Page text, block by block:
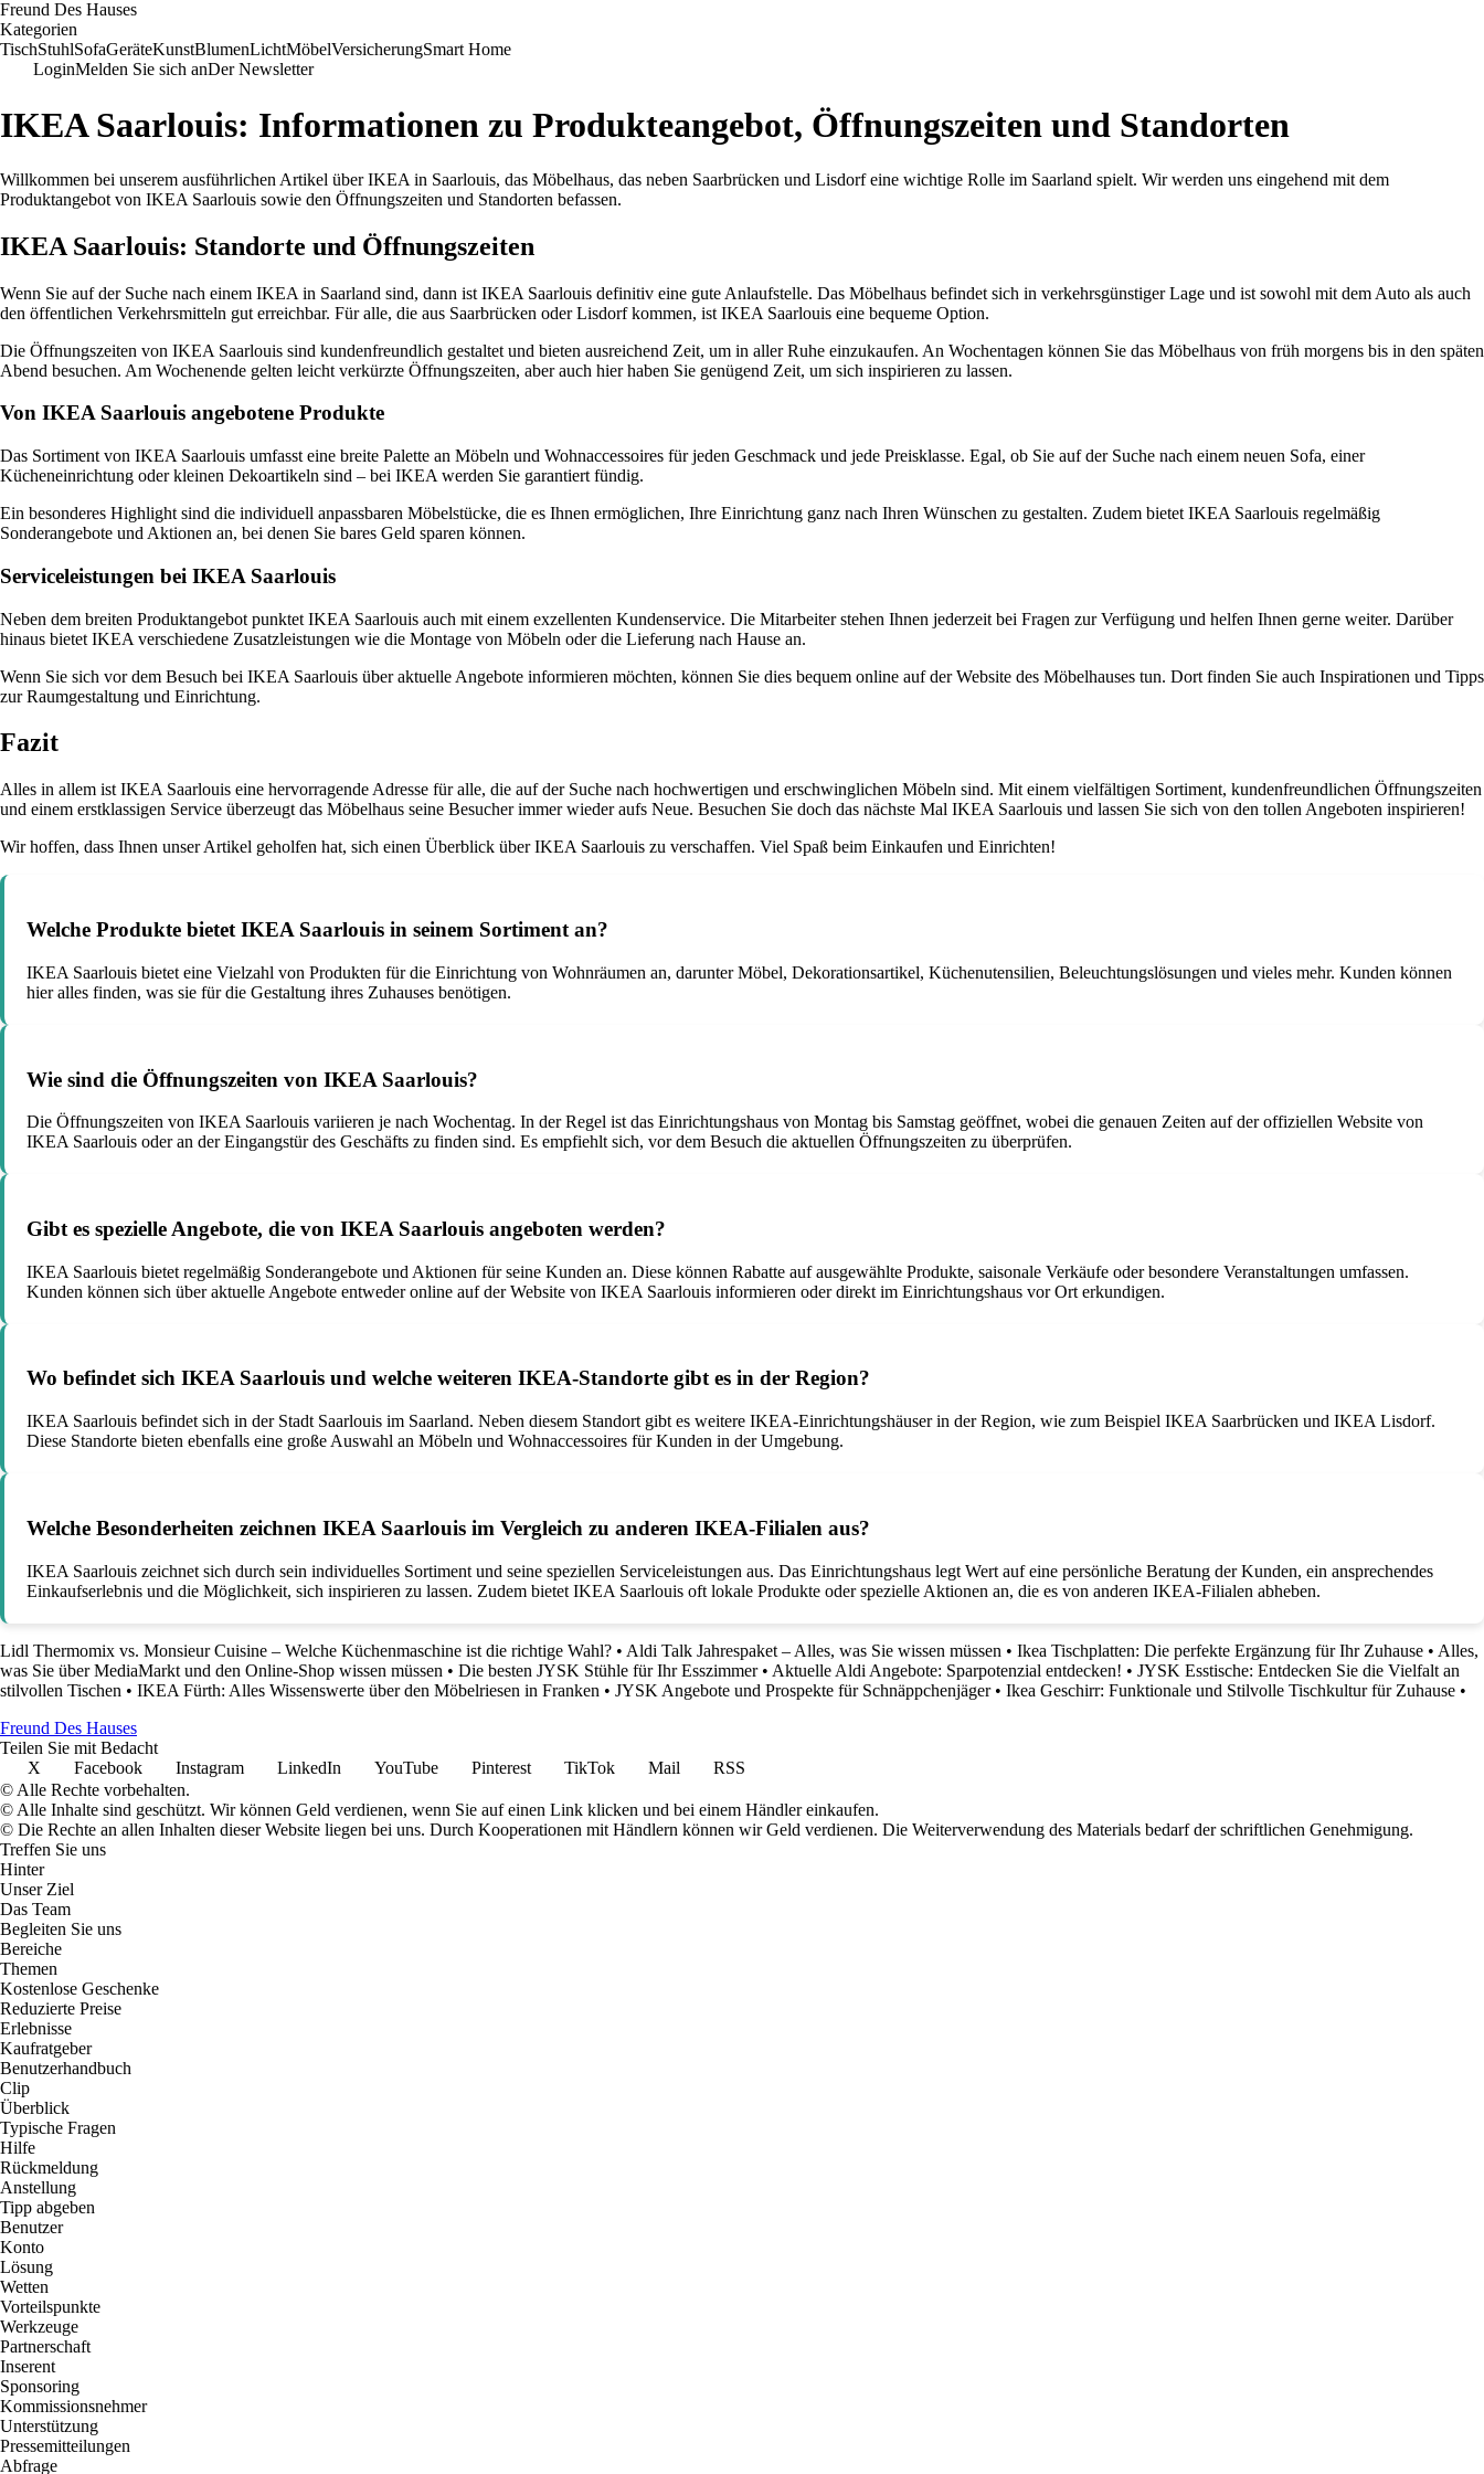
Freund Des Hauses
Kategorien
TischStuhlSofaGeräteKunstBlumenLichtMöbelVersicherungSmart Home
LoginMelden Sie sich anDer Newsletter
IKEA Saarlouis: Informationen zu Produkteangebot, Öffnungszeiten und Standorten
Willkommen bei unserem ausführlichen Artikel über IKEA in Saarlouis, das Möbelhaus, das neben Saarbrücken und Lisdorf eine wichtige Rolle im Saarland spielt. Wir werden uns eingehend mit dem
Produktangebot von IKEA Saarlouis sowie den Öffnungszeiten und Standorten befassen.
IKEA Saarlouis: Standorte und Öffnungszeiten
Wenn Sie auf der Suche nach einem IKEA in Saarland sind, dann ist IKEA Saarlouis definitiv eine gute Anlaufstelle. Das Möbelhaus befindet sich in verkehrsgünstiger Lage und ist sowohl mit dem Auto als auch
den öffentlichen Verkehrsmitteln gut erreichbar. Für alle, die aus Saarbrücken oder Lisdorf kommen, ist IKEA Saarlouis eine bequeme Option.
Die Öffnungszeiten von IKEA Saarlouis sind kundenfreundlich gestaltet und bieten ausreichend Zeit, um in aller Ruhe einzukaufen. An Wochentagen können Sie das Möbelhaus von früh morgens bis in den späten
Abend besuchen. Am Wochenende gelten leicht verkürzte Öffnungszeiten, aber auch hier haben Sie genügend Zeit, um sich inspirieren zu lassen.
Von IKEA Saarlouis angebotene Produkte
Das Sortiment von IKEA Saarlouis umfasst eine breite Palette an Möbeln und Wohnaccessoires für jeden Geschmack und jede Preisklasse. Egal, ob Sie auf der Suche nach einem neuen Sofa, einer
Kücheneinrichtung oder kleinen Dekoartikeln sind – bei IKEA werden Sie garantiert fündig.
Ein besonderes Highlight sind die individuell anpassbaren Möbelstücke, die es Ihnen ermöglichen, Ihre Einrichtung ganz nach Ihren Wünschen zu gestalten. Zudem bietet IKEA Saarlouis regelmäßig
Sonderangebote und Aktionen an, bei denen Sie bares Geld sparen können.
Serviceleistungen bei IKEA Saarlouis
Neben dem breiten Produktangebot punktet IKEA Saarlouis auch mit einem exzellenten Kundenservice. Die Mitarbeiter stehen Ihnen jederzeit bei Fragen zur Verfügung und helfen Ihnen gerne weiter. Darüber
hinaus bietet IKEA verschiedene Zusatzleistungen wie die Montage von Möbeln oder die Lieferung nach Hause an.
Wenn Sie sich vor dem Besuch bei IKEA Saarlouis über aktuelle Angebote informieren möchten, können Sie dies bequem online auf der Website des Möbelhauses tun. Dort finden Sie auch Inspirationen und Tipps
zur Raumgestaltung und Einrichtung.
Fazit
Alles in allem ist IKEA Saarlouis eine hervorragende Adresse für alle, die auf der Suche nach hochwertigen und erschwinglichen Möbeln sind. Mit einem vielfältigen Sortiment, kundenfreundlichen Öffnungszeiten
und einem erstklassigen Service überzeugt das Möbelhaus seine Besucher immer wieder aufs Neue. Besuchen Sie doch das nächste Mal IKEA Saarlouis und lassen Sie sich von den tollen Angeboten inspirieren!
Wir hoffen, dass Ihnen unser Artikel geholfen hat, sich einen Überblick über IKEA Saarlouis zu verschaffen. Viel Spaß beim Einkaufen und Einrichten!
Welche Produkte bietet IKEA Saarlouis in seinem Sortiment an?
IKEA Saarlouis bietet eine Vielzahl von Produkten für die Einrichtung von Wohnräumen an, darunter Möbel, Dekorationsartikel, Küchenutensilien, Beleuchtungslösungen und vieles mehr. Kunden können
hier alles finden, was sie für die Gestaltung ihres Zuhauses benötigen.
Wie sind die Öffnungszeiten von IKEA Saarlouis?
Die Öffnungszeiten von IKEA Saarlouis variieren je nach Wochentag. In der Regel ist das Einrichtungshaus von Montag bis Samstag geöffnet, wobei die genauen Zeiten auf der offiziellen Website von
IKEA Saarlouis oder an der Eingangstür des Geschäfts zu finden sind. Es empfiehlt sich, vor dem Besuch die aktuellen Öffnungszeiten zu überprüfen.
Gibt es spezielle Angebote, die von IKEA Saarlouis angeboten werden?
IKEA Saarlouis bietet regelmäßig Sonderangebote und Aktionen für seine Kunden an. Diese können Rabatte auf ausgewählte Produkte, saisonale Verkäufe oder besondere Veranstaltungen umfassen.
Kunden können sich über aktuelle Angebote entweder online auf der Website von IKEA Saarlouis informieren oder direkt im Einrichtungshaus vor Ort erkundigen.
Wo befindet sich IKEA Saarlouis und welche weiteren IKEA-Standorte gibt es in der Region?
IKEA Saarlouis befindet sich in der Stadt Saarlouis im Saarland. Neben diesem Standort gibt es weitere IKEA-Einrichtungshäuser in der Region, wie zum Beispiel IKEA Saarbrücken und IKEA Lisdorf.
Diese Standorte bieten ebenfalls eine große Auswahl an Möbeln und Wohnaccessoires für Kunden in der Umgebung.
Welche Besonderheiten zeichnen IKEA Saarlouis im Vergleich zu anderen IKEA-Filialen aus?
IKEA Saarlouis zeichnet sich durch sein individuelles Sortiment und seine speziellen Serviceleistungen aus. Das Einrichtungshaus legt Wert auf eine persönliche Beratung der Kunden, ein ansprechendes
Einkaufserlebnis und die Möglichkeit, sich inspirieren zu lassen. Zudem bietet IKEA Saarlouis oft lokale Produkte oder spezielle Aktionen an, die es von anderen IKEA-Filialen abheben.
Lidl Thermomix vs. Monsieur Cuisine – Welche Küchenmaschine ist die richtige Wahl? • Aldi Talk Jahrespaket – Alles, was Sie wissen müssen • Ikea Tischplatten: Die perfekte Ergänzung für Ihr Zuhause • Alles,
was Sie über MediaMarkt und den Online-Shop wissen müssen • Die besten JYSK Stühle für Ihr Esszimmer• Aktuelle Aldi Angebote: Sparpotenzial entdecken! • JYSK Esstische: Entdecken Sie die Vielfalt an
stilvollen Tischen • IKEA Fürth: Alles Wissenswerte über den Möbelriesen in Franken • JYSK Angebote und Prospekte für Schnäppchenjäger• Ikea Geschirr: Funktionale und Stilvolle Tischkultur für Zuhause •
Freund Des Hauses
Teilen Sie mit Bedacht
X
Facebook Instagram LinkedIn YouTube Pinterest TikTok Mail
RSS
© Alle Rechte vorbehalten.
© Alle Inhalte sind geschützt. Wir können Geld verdienen, wenn Sie auf einen Link klicken und bei einem Händler einkaufen.
© Die Rechte an allen Inhalten dieser Website liegen bei uns. Durch Kooperationen mit Händlern können wir Geld verdienen. Die Weiterverwendung des Materials bedarf der schriftlichen Genehmigung.
Treffen Sie uns
Hinter
Unser Ziel
Das Team
Begleiten Sie uns
Bereiche
Themen
Kostenlose Geschenke
Reduzierte Preise
Erlebnisse
Kaufratgeber
Benutzerhandbuch
Clip
Überblick
Typische Fragen
Hilfe
Rückmeldung
Anstellung
Tipp abgeben
Benutzer
Konto
Lösung
Wetten
Vorteilspunkte
Werkzeuge
Partnerschaft
Inserent
Sponsoring
Kommissionsnehmer
Unterstützung
Pressemitteilungen
Abfrage